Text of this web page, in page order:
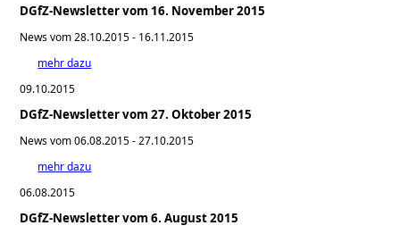
DGfZ-Newsletter vom 16. November 2015
News vom 28.10.2015 - 16.11.2015
mehr dazu
09.10.2015
DGfZ-Newsletter vom 27. Oktober 2015
News vom 06.08.2015 - 27.10.2015
mehr dazu
06.08.2015
DGfZ-Newsletter vom 6. August 2015